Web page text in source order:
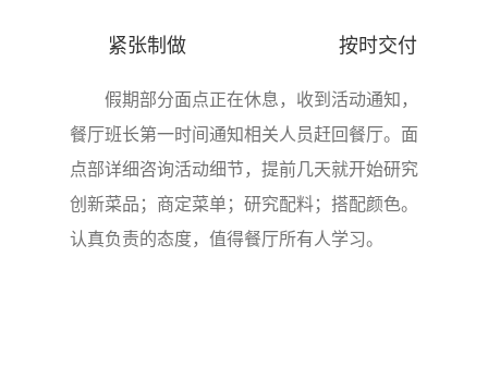
紧张制做 按时交付
假期部分面点正在休息，收到活动通知，
餐厅班长第一时间通知相关人员赶回餐厅。面
点部详细咨询活动细节，提前几天就开始研究
创新菜品；商定菜单；研究配料；搭配颜色。
认真负责的态度，值得餐厅所有人学习。